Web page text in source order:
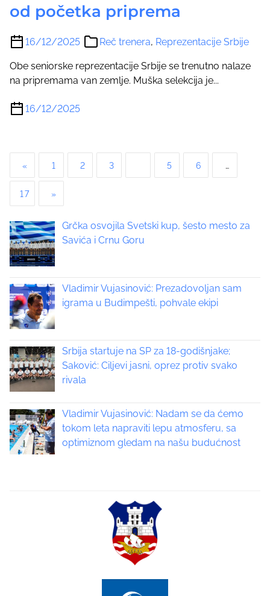
od početka priprema
16/12/2025 Reč trenera, Reprezentacije Srbije
Obe seniorske reprezentacije Srbije se trenutno nalaze
na pripremama van zemlje. Muška selekcija je...
16/12/2025
o
s
t
s
p
a
g
i
n
a
t
i
« 1 2 3 5 6 …
17 »
Grčka osvojila Svetski kup, šesto mesto za
Savića i Crnu Goru
Vladimir Vujasinović: Prezadovoljan sam
igrama u Budimpešti, pohvale ekipi
Srbija startuje na SP za 18-godišnjake;
Saković: Ciljevi jasni, oprez protiv svako
rivala
Vladimir Vujasinović: Nadam se da ćemo
tokom leta napraviti lepu atmosferu, sa
optimiznom gledam na našu budućnost